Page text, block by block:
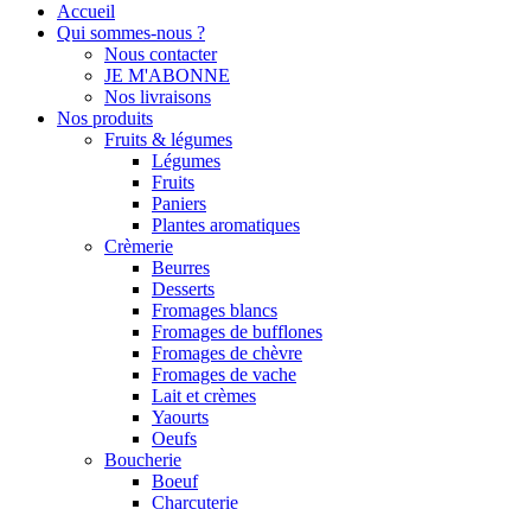
Accueil
Qui sommes-nous ?
Nous contacter
JE M'ABONNE
Nos livraisons
Nos produits
Fruits & légumes
Légumes
Fruits
Paniers
Plantes aromatiques
Crèmerie
Beurres
Desserts
Fromages blancs
Fromages de bufflones
Fromages de chèvre
Fromages de vache
Lait et crèmes
Yaourts
Oeufs
Boucherie
Boeuf
Charcuterie